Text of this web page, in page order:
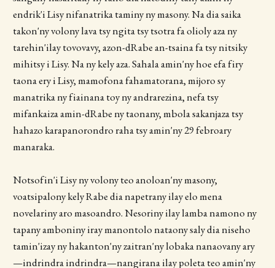
endrik'i Lisy nifanatrika taminy ny masony. Na dia saika
takon'ny volony lava tsy ngita tsy tsotra fa olioly aza ny
tarehin'ilay tovovavy, azon-dRabe an-tsaina fa tsy nitsiky
mihitsy i Lisy. Na ny kely aza. Sahala amin'ny hoe efa firy
taona ery i Lisy, mamofona fahamatorana, mijoro sy
manatrika ny fiainana toy ny andrarezina, nefa tsy
mifankaiza amin-dRabe ny taonany, mbola sakanjaza tsy
hahazo karapanorondro raha tsy amin'ny 29 febroary
manaraka.
Notsofin'i Lisy ny volony teo anoloan'ny masony,
voatsipalony kely Rabe dia napetrany ilay elo mena
novelariny aro masoandro. Nesoriny ilay lamba namono ny
tapany amboniny iray manontolo nataony saly dia niseho
tamin'izay ny hakanton'ny zaitran'ny lobaka nanaovany ary
—indrindra indrindra—nangirana ilay poleta teo amin'ny